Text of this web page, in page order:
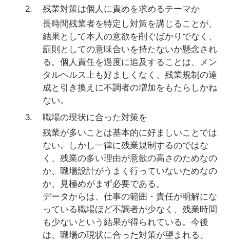
2.
残業対策は個人に責めを求めるテーマか
長時間残業者を特定し対策を講じることが、
結果として本人の意欲を削ぐばかりでなく、
罰則としての意味合いを持たないか懸念され
る。個人責任を過度に追及することは、メン
タルヘルス上も好ましくなく、残業規制の達
成と引き換えに不調者の増加をもたらしかね
ない。
3.
職場の現状に合った対策を
残業が多いことは基本的に好ましいことでは
ない。しかし一律に残業規制するのではな
く、残業の多い理由が意欲の高さのためなの
か、職場設計がうまく行っていないためなの
か、見極めがまず必要である。
データからは、仕事の範囲・責任が明解にな
っている職場ほど不調者が少なく、残業時間
も少ないという結果が得られている。今後
は、職場の現状に合った対策が望まれる。